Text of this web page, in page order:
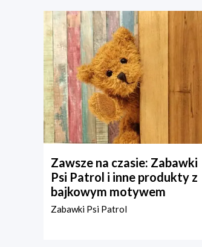
Zawsze na czasie: Zabawki
Psi Patrol i inne produkty z
bajkowym motywem
Zabawki Psi Patrol